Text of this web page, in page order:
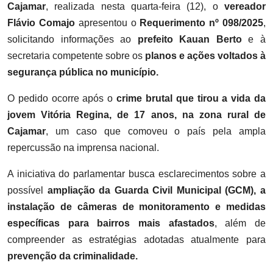
Cajamar, realizada nesta quarta-feira (12), o vereador
Flávio Comajoapresentou o Requerimento nº 098/2025,
solicitando informações ao prefeito Kauan Berto
e à
secretaria competente sobre os planos e ações voltados à
segurança pública no município.
O pedido ocorre após ocrime brutal que tirou a vida da
jovem Vitória Regina, de 17 anos, na zona rural de
Cajamar, um caso que comoveu o país pela ampla
repercussão na imprensa nacional.
A iniciativa do parlamentar busca esclarecimentos sobre a
possível ampliação da Guarda Civil Municipal (GCM), a
instalação de câmeras de monitoramento e medidas
específicas para bairros mais afastados, além de
compreender as estratégias adotadas atualmente para
prevenção da criminalidade.